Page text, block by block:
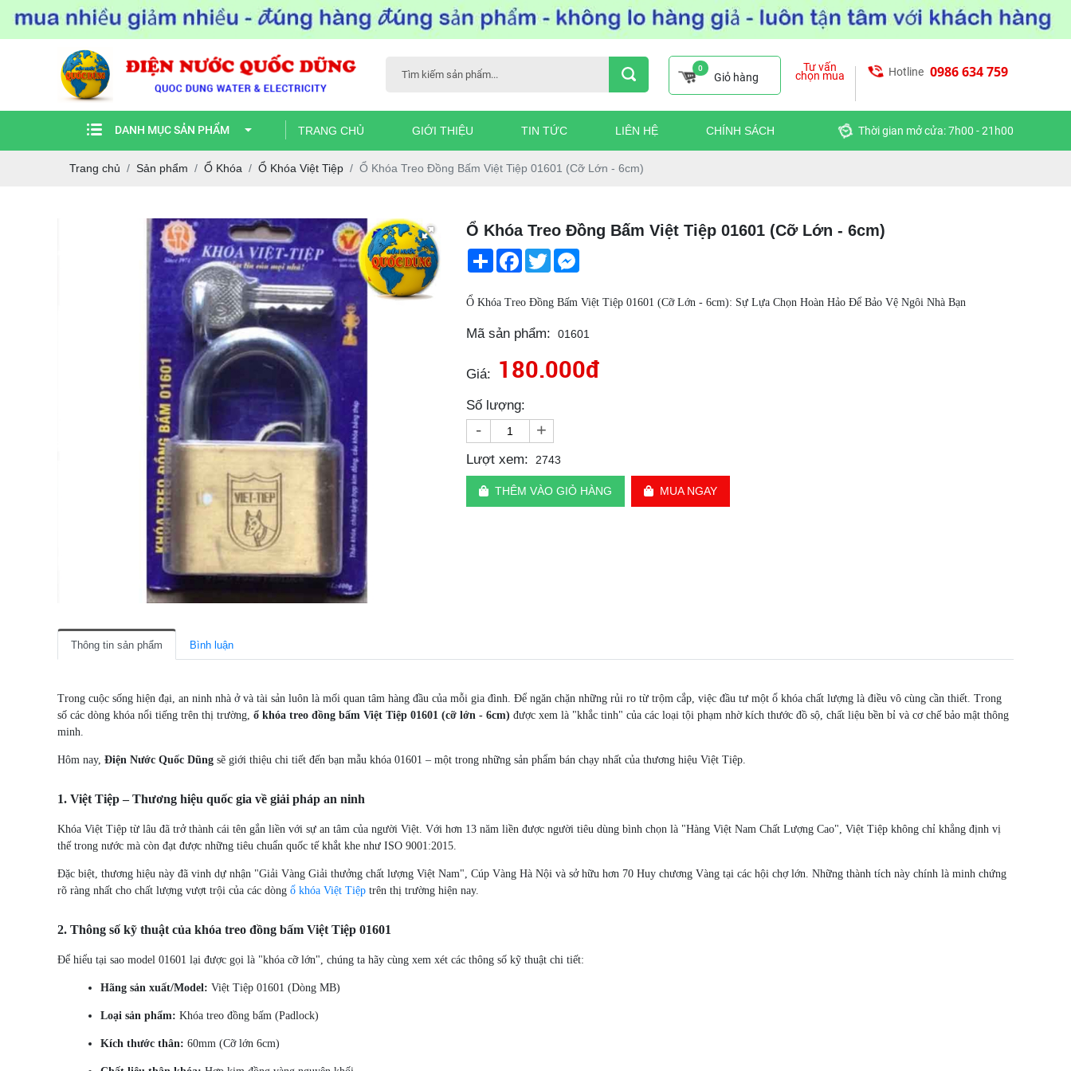
0
Giỏ hàng
Tư vấn
chọn mua Hotline 0986 634 759
DANH MỤC SẢN PHẨM TRANG CHỦ GIỚI THIỆU TIN TỨC LIÊN HỆ CHÍNH SÁCH Thời gian mở cửa: 7h00 - 21h00
Trang chủ Sản phẩm Ổ Khóa Ổ Khóa Việt Tiệp Ổ Khóa Treo Đồng Bấm Việt Tiệp 01601 (Cỡ Lớn - 6cm)
Ổ Khóa Treo Đồng Bấm Việt Tiệp 01601 (Cỡ Lớn - 6cm)
ShareFacebook
TwitterMessenger
Ổ Khóa Treo Đồng Bấm Việt Tiệp 01601 (Cỡ Lớn - 6cm): Sự Lựa Chọn Hoàn Hảo Để Bảo Vệ Ngôi Nhà Bạn
Mã sản phẩm: 01601
Giá: 180.000đ
Số lượng:
- +
Lượt xem: 2743
THÊM VÀO GIỎ HÀNG MUA NGAY
Thông tin sản phẩm Bình luận
Trong cuộc sống hiện đại, an ninh nhà ở và tài sản luôn là mối quan tâm hàng đầu của mỗi gia đình. Để ngăn chặn những rủi ro từ trộm cắp, việc đầu tư một ổ khóa chất lượng là điều vô cùng cần thiết. Trong
số các dòng khóa nổi tiếng trên thị trường, ổ khóa treo đồng bấm Việt Tiệp 01601 (cỡ lớn - 6cm) được xem là "khắc tinh" của các loại tội phạm nhờ kích thước đồ sộ, chất liệu bền bỉ và cơ chế bảo mật thông
minh.
Hôm nay, Điện Nước Quốc Dũng sẽ giới thiệu chi tiết đến bạn mẫu khóa 01601 – một trong những sản phẩm bán chạy nhất của thương hiệu Việt Tiệp.
1. Việt Tiệp – Thương hiệu quốc gia về giải pháp an ninh
Khóa Việt Tiệp từ lâu đã trở thành cái tên gắn liền với sự an tâm của người Việt. Với hơn 13 năm liền được người tiêu dùng bình chọn là "Hàng Việt Nam Chất Lượng Cao", Việt Tiệp không chỉ khẳng định vị
thế trong nước mà còn đạt được những tiêu chuẩn quốc tế khắt khe như ISO 9001:2015.
Đặc biệt, thương hiệu này đã vinh dự nhận "Giải Vàng Giải thưởng chất lượng Việt Nam", Cúp Vàng Hà Nội và sở hữu hơn 70 Huy chương Vàng tại các hội chợ lớn. Những thành tích này chính là minh chứng
rõ ràng nhất cho chất lượng vượt trội của các dòng ổ khóa Việt Tiệp trên thị trường hiện nay.
2. Thông số kỹ thuật của khóa treo đồng bấm Việt Tiệp 01601
Để hiểu tại sao model 01601 lại được gọi là "khóa cỡ lớn", chúng ta hãy cùng xem xét các thông số kỹ thuật chi tiết:
Hãng sản xuất/Model: Việt Tiệp 01601 (Dòng MB)
Loại sản phẩm: Khóa treo đồng bấm (Padlock)
Kích thước thân: 60mm (Cỡ lớn 6cm)